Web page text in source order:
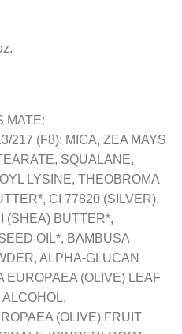
MATE:
217 (F8): MICA, ZEA MAYS
SQUALANE,
LYSINE, THEOBROMA
CI 77820 (SILVER),
(SHEA) BUTTER*,
OIL*, BAMBUSA
ALPHA-GLUCAN
EUROPAEA (OLIVE) LEAF
ALCOHOL,
(OLIVE) FRUIT